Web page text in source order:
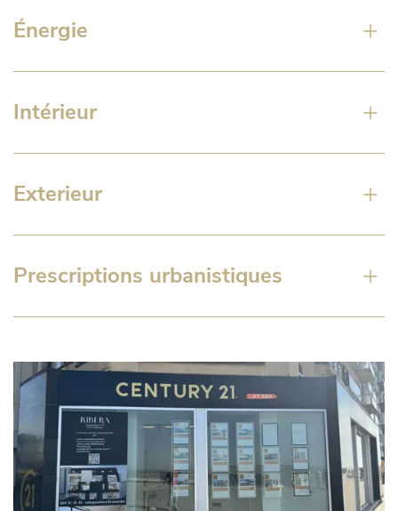
Énergie
Intérieur
Exterieur
Prescriptions urbanistiques